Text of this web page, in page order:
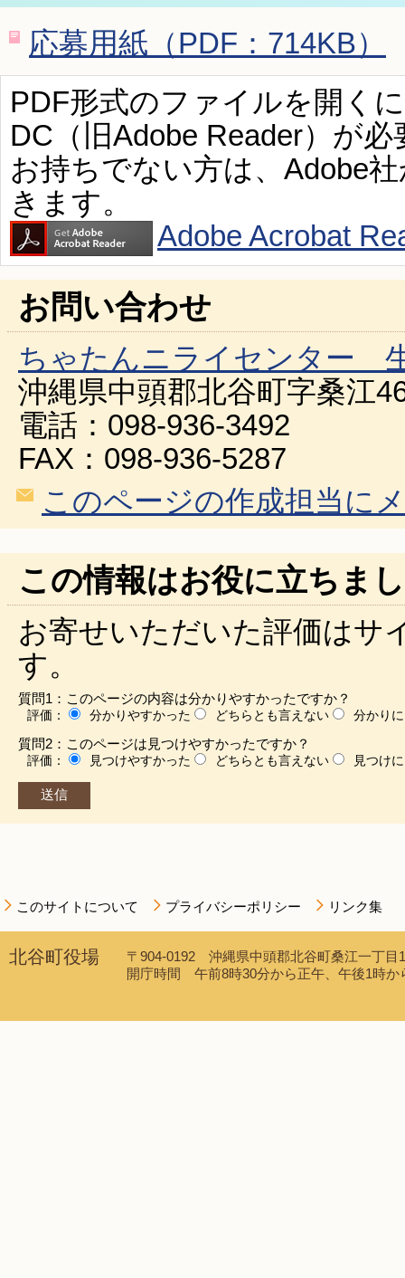
応募用紙（PDF：714KB）
PDF形式のファイルを開く
DC（旧Adobe Reader）が必
お持ちでない方は、Adobe
きます。
Adobe Acrobat
お問い合わせ
ちゃたんニライセンター
沖縄県中頭郡北谷町字桑江
電話：098-936-3492
FAX：098-936-5287
このページの作成担当に
この情報はお役に立ちま
お寄せいただいた評価はサ
す。
質問1：このページの内容は分かりやすかったですか？
評価： 分かりやすかった どちらとも言えない 分かり
質問2：このページは見つけやすかったですか？
評価： 見つけやすかった どちらとも言えない 見つけ
このサイトについて プライバシーポリシー リンク集
北谷町役場
〒904-0192 沖縄県中頭郡北谷町桑江一丁
開庁時間 午前8時30分から正午、午後1時か